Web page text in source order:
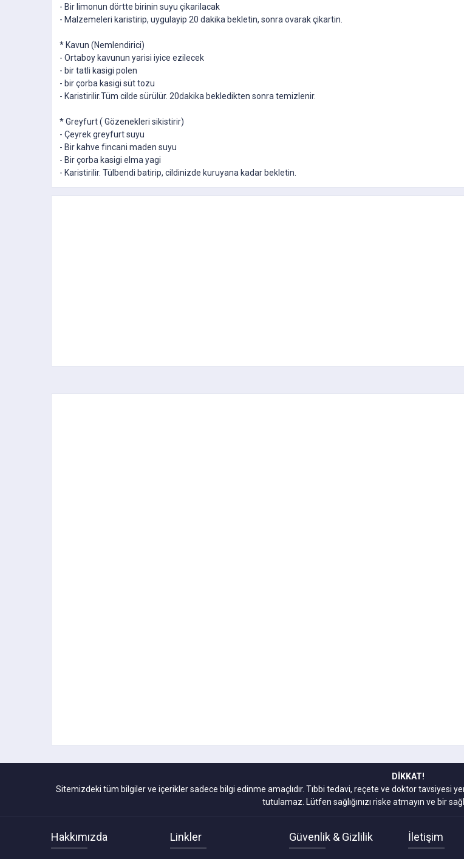
- Bir limonun dörtte birinin suyu çikarilacak
- Malzemeleri karistirip, uygulayip 20 dakika bekletin, sonra ovarak çikartin.
* Kavun (Nemlendirici)
- Ortaboy kavunun yarisi iyice ezilecek
- bir tatli kasigi polen
- bir çorba kasigi süt tozu
- Karistirilir.Tüm cilde sürülür. 20dakika bekledikten sonra temizlenir.
* Greyfurt ( Gözenekleri sikistirir)
- Çeyrek greyfurt suyu
- Bir kahve fincani maden suyu
- Bir çorba kasigi elma yagi
- Karistirilir. Tülbendi batirip, cildinizde kuruyana kadar bekletin.
DİKKAT!
Sitemizdeki tüm bilgiler ve içerikler sadece bilgi edinme amaçlıdır. Tıbbi tedavi, reçete ve doktor tavsiyesi
tutulamaz. Lütfen sağlığınızı riske atmayın ve bir
Hakkımızda Linkler Güvenlik & Gizlilik İletişim